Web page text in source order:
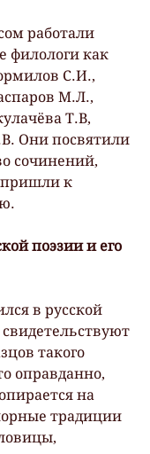
работали
филологи как
С.И.,
М.Л.,
Т.В,
Они посвятили
сочинений,
пришли к
поэзии и его
в русской
такого
оправданно,
на
традиции